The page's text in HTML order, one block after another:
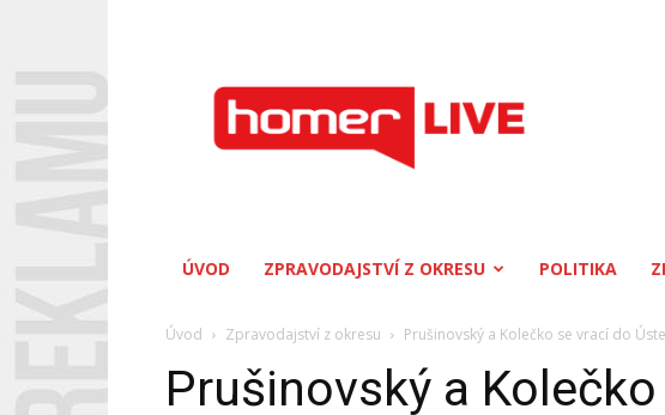
Homerlive
ÚVOD ZPRAVODAJSTVÍ Z OKRESU POLITIKA
Úvod Zpravodajství z okresu Prušinovský a Kolečko se vrací do
Prušinovský a